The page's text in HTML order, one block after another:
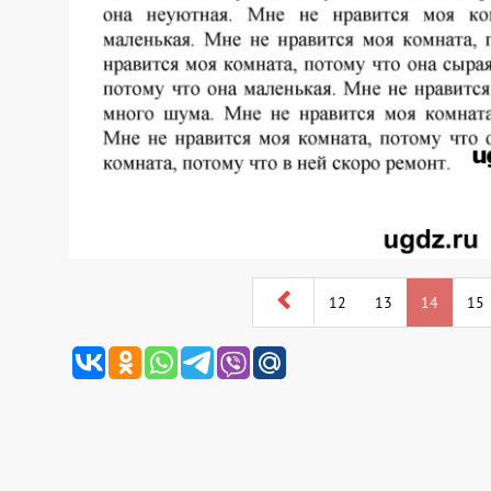
12 13 14 15